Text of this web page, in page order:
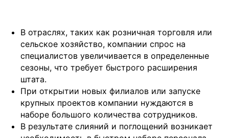
В отраслях, таких как розничная торговля или
сельское хозяйство, компании спрос на
специалистов увеличивается в определенные
сезоны, что требует быстрого расширения
штата.
При открытии новых филиалов или запуске
крупных проектов компании нуждаются в
наборе большого количества сотрудников.
В результате слияний и поглощений возникает